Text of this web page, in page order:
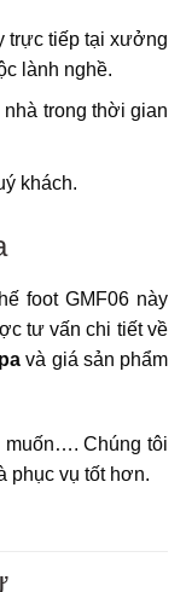
trực tiếp tại xưởng
lành nghề.
trong thời gian
khách.
foot GMF06 này
tư vấn chi tiết về
và giá sản phẩm
muốn…. Chúng tôi
phục vụ tốt hơn.